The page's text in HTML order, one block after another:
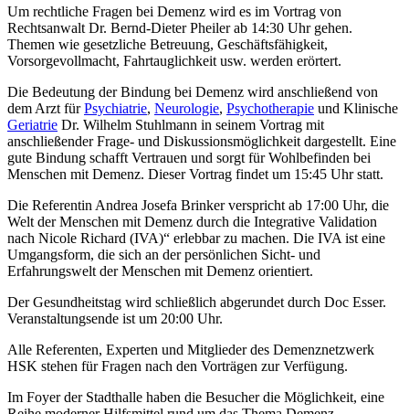
Um rechtliche Fragen bei Demenz wird es im Vortrag von
Rechtsanwalt Dr. Bernd-Dieter Pheiler ab 14:30 Uhr gehen.
Themen wie gesetzliche Betreuung, Geschäftsfähigkeit,
Vorsorgevollmacht, Fahrtauglichkeit usw. werden erörtert.
Die Bedeutung der Bindung bei Demenz wird anschließend von
dem Arzt fürPsychiatrie, Neurologie, Psychotherapie und Klinische
Geriatrie Dr. Wilhelm Stuhlmann in seinem Vortrag mit
anschließender Frage- und Diskussionsmöglichkeit dargestellt. Eine
gute Bindung schafft Vertrauen und sorgt für Wohlbefinden bei
Menschen mit Demenz. Dieser Vortrag findet um 15:45 Uhr statt.
Die Referentin Andrea Josefa Brinker verspricht ab 17:00 Uhr, die
Welt der Menschen mit Demenz durch die Integrative Validation
nach Nicole Richard (IVA)“ erlebbar zu machen. Die IVA ist eine
Umgangsform, die sich an der persönlichen Sicht- und
Erfahrungswelt der Menschen mit Demenz orientiert.
Der Gesundheitstag wird schließlich abgerundet durch Doc Esser.
Veranstaltungsende ist um 20:00 Uhr.
Alle Referenten, Experten und Mitglieder des Demenznetzwerk
HSK stehen für Fragen nach den Vorträgen zur Verfügung.
Im Foyer der Stadthalle haben die Besucher die Möglichkeit, eine